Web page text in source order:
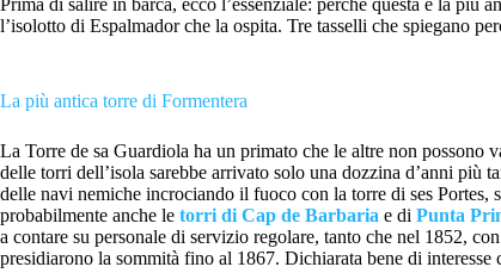
Prima di salire in barca, ecco l’essenziale: perché questa è la più
l’isolotto di Espalmador che la ospita. Tre tasselli che spiegano
La più antica torre di Formentera
La Torre de sa Guardiola ha un primato che le altre non possono
delle torri dell’isola sarebbe arrivato solo una dozzina d’anni più
delle navi nemiche incrociando il fuoco con la torre di ses
probabilmente anche le torri di Cap de Barbaria e di Punta
a contare su personale di servizio regolare, tanto che nel 1852,
presidiarono la sommità fino al 1867. Dichiarata bene di